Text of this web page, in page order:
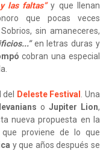
las faltas”y que llenan
que pocas veces
sin amaneceres,
en letras duras y
cobran una especial
Deleste Festival . Una
o Jupiter Lion,
nueva propuesta en la
proviene de lo que
y que años después se